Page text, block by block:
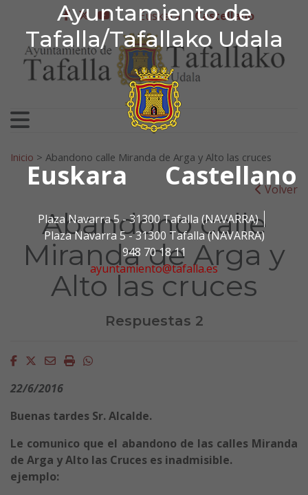
Ayuntamiento de
Tafalla/Tafallako Udala
Euskara Castellano
Plaza Navarra 5 - 31300 Tafalla (NAVARRA)
Plaza Navarra 5 - 31300 Tafalla (NAVARRA)
948 70 18 11
ayuntamiento@tafalla.es
Ir al contenido
Ayuntamiento de
facebook
twitter
youtube
Euskera Castellano
Search for:
Inicio > Abandono calle Miranda de Arga y Alto las cruces
Volver
Abandono calle
Miranda de Arga y
Alto las cruces
Respuestas 2
Facebook
Twitter
EmailImprimirWhatsapp
22/6/2016
Buenas tardes Sr. Alcalde.
Le comunico que el abandono de las calles Miranda
de Arga y Alto las Cruces es inadmisible.
ejemplo: